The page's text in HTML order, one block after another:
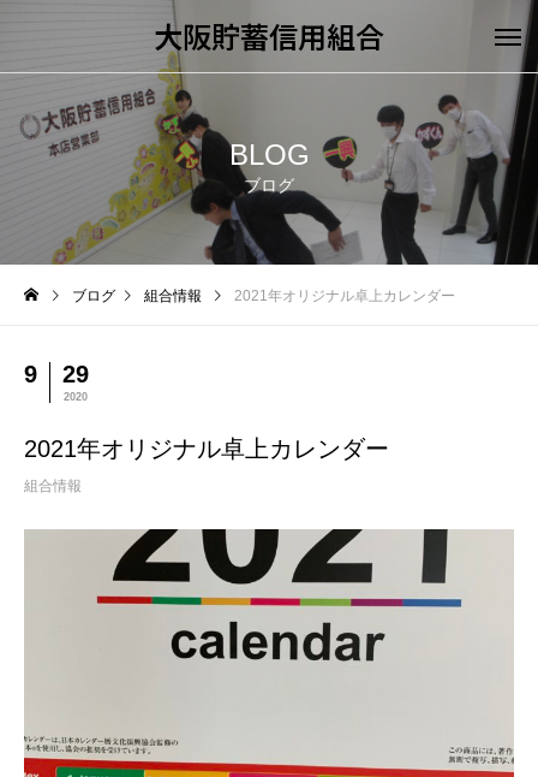
大阪貯蓄信用組合
BLOG
ブログ
ブログ 組合情報 2021年オリジナル卓上カレンダー
9 29
2020
2021年オリジナル卓上カレンダー
組合情報